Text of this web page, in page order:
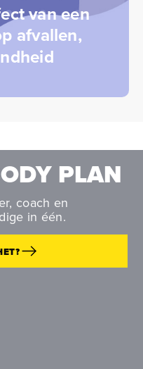
van een
afvallen,
PLAN
coach en
in één.